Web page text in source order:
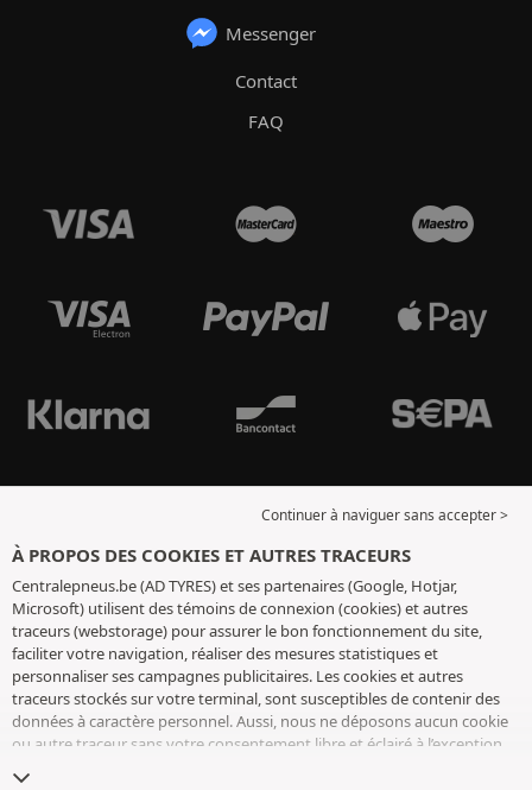
Messenger
Contact
FAQ
Continuer à naviguer sans accepter >
À PROPOS DES COOKIES ET AUTRES TRACEURS
Centralepneus.be (AD TYRES) et ses partenaires (Google, Hotjar,
Microsoft) utilisent des témoins de connexion (cookies) et autres
traceurs (webstorage) pour assurer le bon fonctionnement du site,
faciliter votre navigation, réaliser des mesures statistiques et
personnaliser ses campagnes publicitaires. Les cookies et autres
traceurs stockés sur votre terminal, sont susceptibles de contenir des
données à caractère personnel. Aussi, nous ne déposons aucun cookie
ou autre traceur sans votre consentement libre et éclairé à l’exception